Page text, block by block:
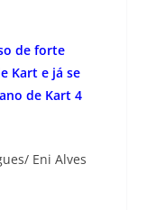
de forte
Kart e já se
de Kart 4
Eni Alves